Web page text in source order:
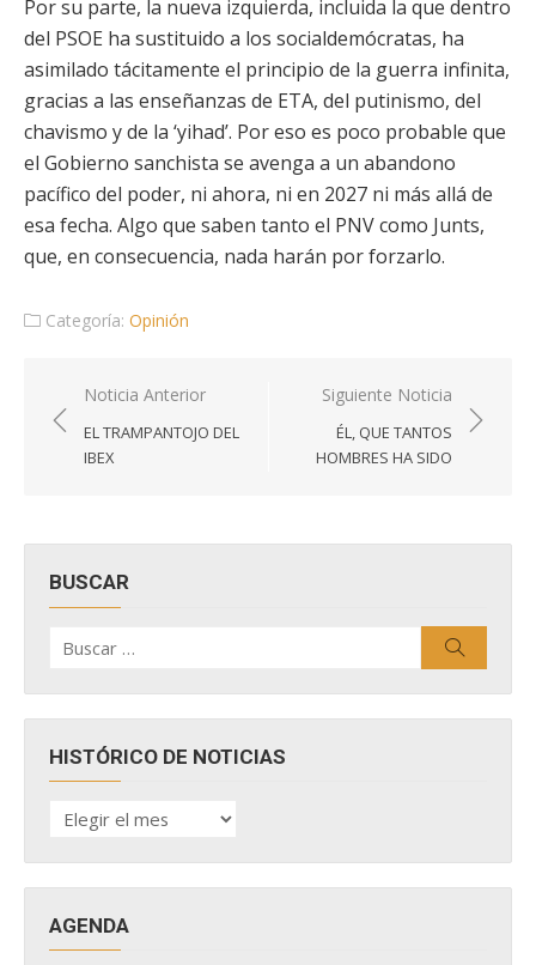
Por su parte, la nueva izquierda, incluida la que dentro
del PSOE ha sustituido a los socialdemócratas, ha
asimilado tácitamente el principio de la guerra infinita,
gracias a las enseñanzas de ETA, del putinismo, del
chavismo y de la ‘yihad’. Por eso es poco probable que
el Gobierno sanchista se avenga a un abandono
pacífico del poder, ni ahora, ni en 2027 ni más allá de
esa fecha. Algo que saben tanto el PNV como Junts,
que, en consecuencia, nada harán por forzarlo.
Categoría: Opinión
Navegación
de
entradas
Noticia Anterior
EL TRAMPANTOJO DEL
IBEX
Siguiente Noticia
ÉL, QUE TANTOS
HOMBRES HA SIDO
BUSCAR
por:
HISTÓRICO DE NOTICIAS
HISTÓRICO
DE
AGENDA